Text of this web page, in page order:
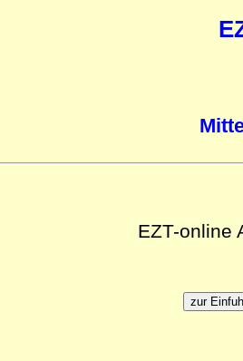
EZT-online